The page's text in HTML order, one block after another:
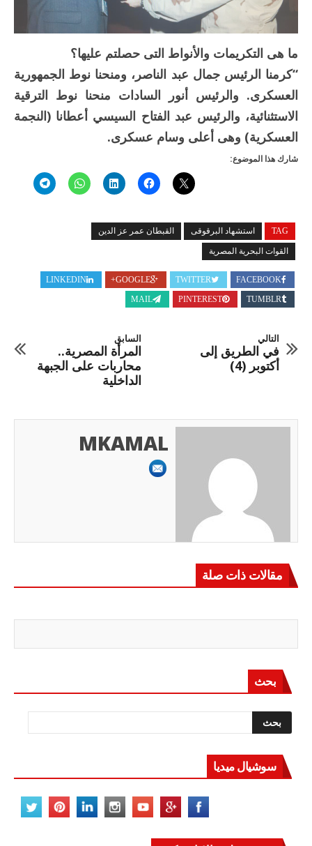
ما هى التكريمات والأنواط التى حصلتم عليها؟
“كرمنا الرئيس جمال عبد الناصر، ومنحنا نوط الجمهورية
العسكرى. والرئيس أنور السادات منحنا نوط الترقية
الاستثنائية، والرئيس عبد الفتاح السيسي أعطانا (النجمة
العسكرية) وهى أعلى وسام عسكرى.
شارك هذا الموضوع:
TAG استشهاد البرقوقى القبطان عمر عز الدين
القوات البحرية المصرية
FACEBOOK
TWITTER
GOOGLE+
LINKEDIN
TUMBLR
PINTEREST
MAIL
السابق
المرأة المصرية..
محاربات على الجبهة
الداخلية
التالي
في الطريق إلى
أكتوبر (4)
MKAMAL
مقالات ذات صلة
بحث
سوشيال ميديا